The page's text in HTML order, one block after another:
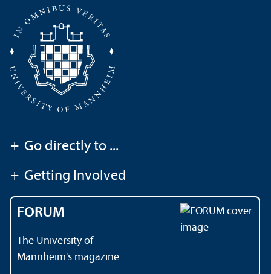
+ Go directly to ...
+ Getting Involved
FORUM
The University of
Mannheim's magazine